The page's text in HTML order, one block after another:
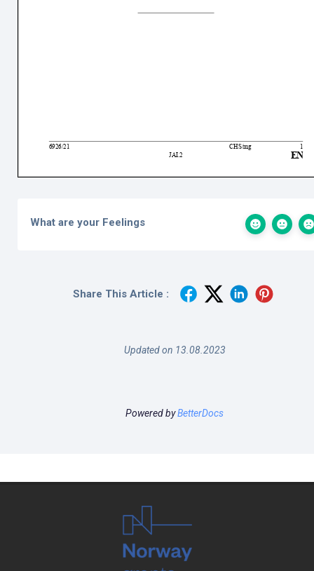
What are your Feelings
Share This Article :
Updated on 13.08.2023
Powered byBetterDocs